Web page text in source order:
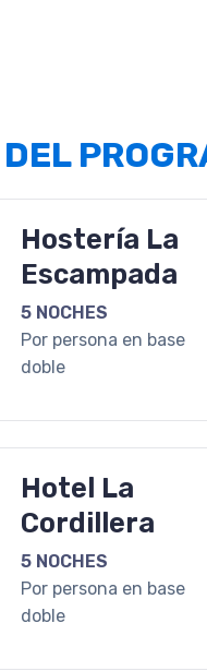
Hostería La
Escampada
5 NOCHES
Por persona en base
doble
Hotel La
Cordillera
5 NOCHES
Por persona en base
doble